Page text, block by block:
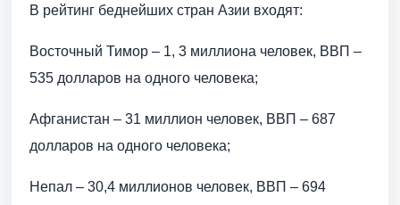
В рейтинг беднейших стран Азии входят:
Восточный Тимор – 1, 3 миллиона человек, ВВП –
535 долларов на одного человека;
Афганистан – 31 миллион человек, ВВП – 687
долларов на одного человека;
Непал – 30,4 миллионов человек, ВВП – 694